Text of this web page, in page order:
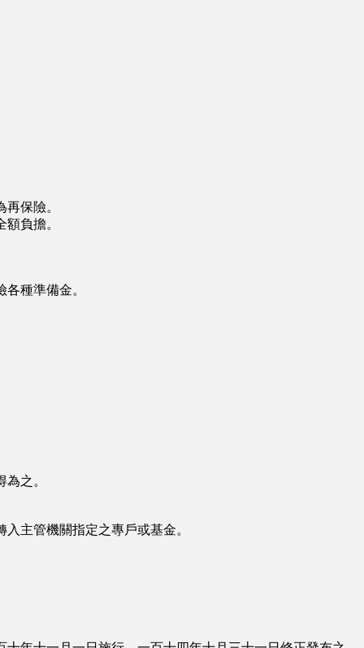
保險。
負擔。
種準備金。
之。
主管機關指定之專戶或基金。